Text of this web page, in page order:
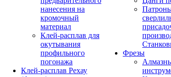
нанесения на
кромочный
материал
Клей-расплав для
окутывания
профильного
погонажа
Клей-расплав Рехау
Фрезы